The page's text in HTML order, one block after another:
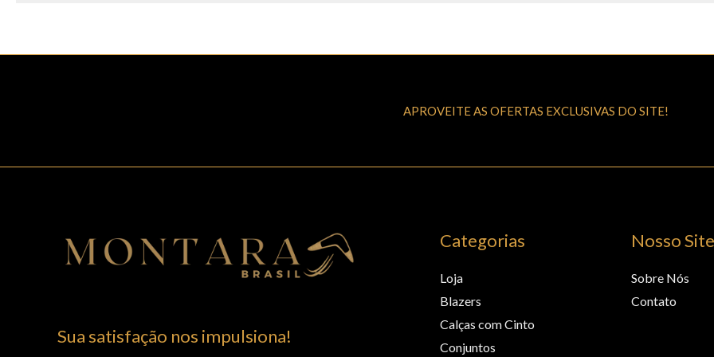
APROVEITE AS OFERTAS EXCLUSIVAS DO SITE!
Sua satisfação nos impulsiona!
Categorias
Loja
Blazers
Calças com Cinto
Conjuntos
Nosso Site
Sobre Nós
Contato